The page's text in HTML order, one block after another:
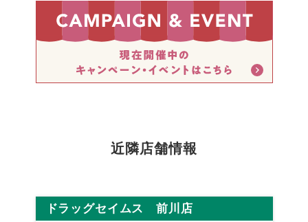
近隣店舗情報
ドラッグセイムス 前川店